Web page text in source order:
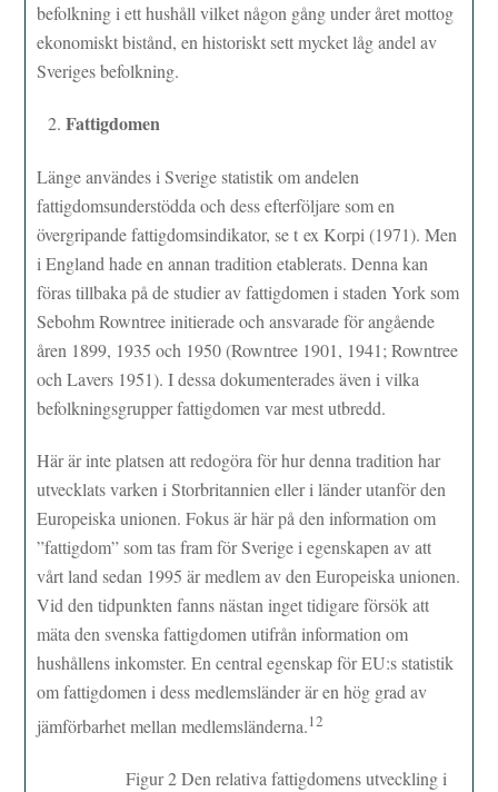
befolkning i ett hushåll vilket någon gång under året mottog
ekonomiskt bistånd, en historiskt sett mycket låg andel av
Sveriges befolkning.
Fattigdomen
Länge användes i Sverige statistik om andelen
fattigdomsunderstödda och dess efterföljare som en
övergripande fattigdomsindikator, se t ex Korpi (1971). Men
i England hade en annan tradition etablerats. Denna kan
föras tillbaka på de studier av fattigdomen i staden York som
Sebohm Rowntree initierade och ansvarade för angående
åren 1899, 1935 och 1950 (Rowntree 1901, 1941; Rowntree
och Lavers 1951). I dessa dokumenterades även i vilka
befolkningsgrupper fattigdomen var mest utbredd.
Här är inte platsen att redogöra för hur denna tradition har
utvecklats varken i Storbritannien eller i länder utanför den
Europeiska unionen. Fokus är här på den information om
”fattigdom” som tas fram för Sverige i egenskapen av att
vårt land sedan 1995 är medlem av den Europeiska unionen.
Vid den tidpunkten fanns nästan inget tidigare försök att
mäta den svenska fattigdomen utifrån information om
hushållens inkomster. En central egenskap för EU:s statistik
om fattigdomen i dess medlemsländer är en hög grad av
jämförbarhet mellan medlemsländerna.12
Figur 2 Den relativa fattigdomens utveckling i